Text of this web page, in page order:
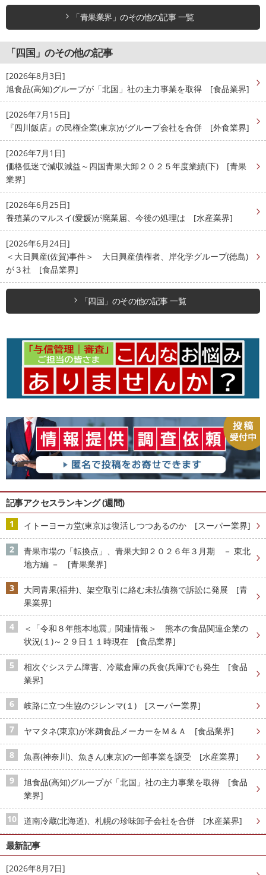
「青果業界」のその他の記事 一覧
「四国」のその他の記事
[2026年8月3日]
旭食品(高知)グループが「北国」社の主力事業を取得 [食品業界]
[2026年7月15日]
『四川飯店』の民権企業(東京)がグループ会社を合併 [外食業界]
[2026年7月1日]
価格低迷で減収減益～四国青果大卸２０２５年度業績(下) [青果
業界]
[2026年6月25日]
養殖業のマルスイ(愛媛)が廃業届、今後の処理は [水産業界]
[2026年6月24日]
＜大日興産(佐賀)事件＞ 大日興産債権者、岸化学グループ(徳島)
が３社 [食品業界]
「四国」のその他の記事 一覧
記事アクセスランキング (週間)
イトーヨーカ堂(東京)は復活しつつあるのか [スーパー業界]
青果市場の「転換点」、青果大卸２０２６年３月期 － 東北
地方編 － [青果業界]
大同青果(福井)、架空取引に絡む未払債務で訴訟に発展 [青
果業界]
＜「令和８年熊本地震」関連情報＞ 熊本の食品関連企業の
状況(１)～２９日１１時現在 [食品業界]
相次ぐシステム障害、冷蔵倉庫の兵食(兵庫)でも発生 [食品
業界]
岐路に立つ生協のジレンマ(１) [スーパー業界]
ヤマタネ(東京)が米麹食品メーカーをＭ＆Ａ [食品業界]
魚喜(神奈川)、魚きん(東京)の一部事業を譲受 [水産業界]
旭食品(高知)グループが「北国」社の主力事業を取得 [食品
業界]
道南冷蔵(北海道)、札幌の珍味卸子会社を合併 [水産業界]
最新記事
[2026年8月7日]